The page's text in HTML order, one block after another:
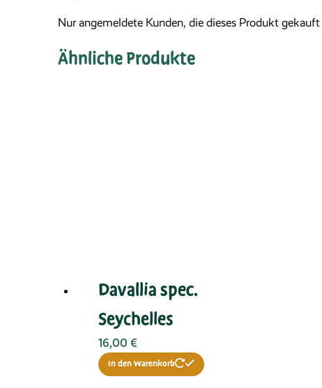
Nur angemeldete Kunden, die dieses Produkt
Ähnliche Produkte
Davallia spec.
Seychelles
16,00 €
In den Warenkorb